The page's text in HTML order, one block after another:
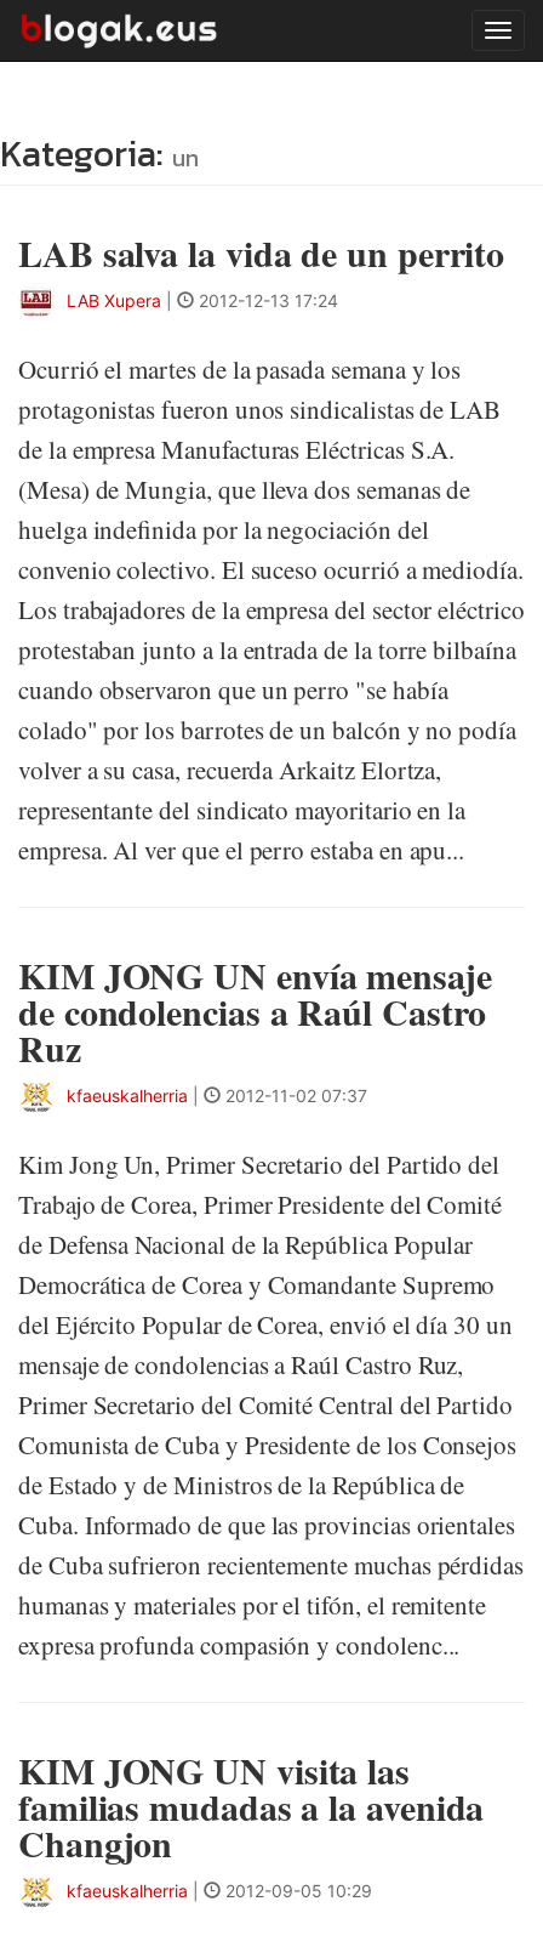
Kategoria: un
LAB salva la vida de un perrito
LAB Xupera 2012-12-13 17:24
Ocurrió el martes de la pasada semana y los
protagonistas fueron unos sindicalistas de LAB
de la empresa Manufacturas Eléctricas S.A.
(Mesa) de Mungia, que lleva dos semanas de
huelga indefinida por la negociación del
convenio colectivo. El suceso ocurrió a mediodía.
Los trabajadores de la empresa del sector eléctrico
protestaban junto a la entrada de la torre bilbaína
cuando observaron que un perro "se había
colado" por los barrotes de un balcón y no podía
volver a su casa, recuerda Arkaitz Elortza,
representante del sindicato mayoritario en la
empresa. Al ver que el perro estaba en apu...
KIM JONG UN envía mensaje
de condolencias a Raúl Castro
Ruz
kfaeuskalherria 2012-11-02 07:37
Kim Jong Un, Primer Secretario del Partido del
Trabajo de Corea, Primer Presidente del Comité
de Defensa Nacional de la República Popular
Democrática de Corea y Comandante Supremo
del Ejército Popular de Corea, envió el día 30 un
mensaje de condolencias a Raúl Castro Ruz,
Primer Secretario del Comité Central del Partido
Comunista de Cuba y Presidente de los Consejos
de Estado y de Ministros de la República de
Cuba. Informado de que las provincias orientales
de Cuba sufrieron recientemente muchas pérdidas
humanas y materiales por el tifón, el remitente
expresa profunda compasión y condolenc...
KIM JONG UN visita las
familias mudadas a la avenida
Changjon
kfaeuskalherria 2012-09-05 10:29